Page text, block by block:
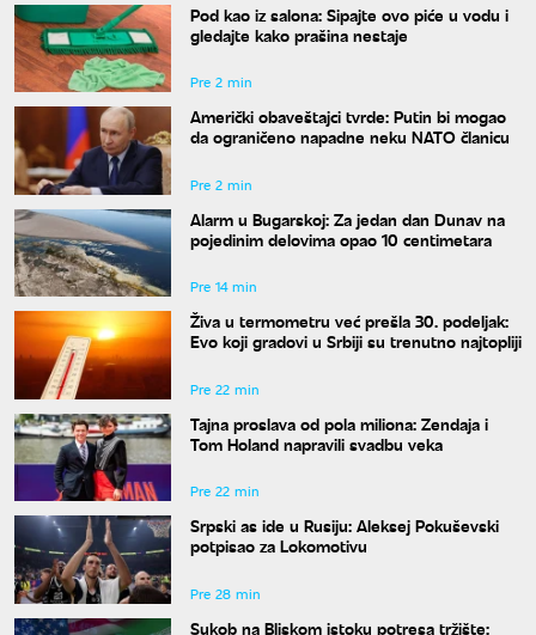
Pod kao iz salona: Sipajte ovo piće u vodu i
gledajte kako prašina nestaje
Pre 2 min
Američki obaveštajci tvrde: Putin bi mogao
da ograničeno napadne neku NATO članicu
Pre 2 min
Alarm u Bugarskoj: Za jedan dan Dunav na
pojedinim delovima opao 10 centimetara
Pre 14 min
Živa u termometru već prešla 30. podeljak:
Evo koji gradovi u Srbiji su trenutno najtopliji
Pre 22 min
Tajna proslava od pola miliona: Zendaja i
Tom Holand napravili svadbu veka
Pre 22 min
Srpski as ide u Rusiju: Aleksej Pokuševski
potpisao za Lokomotivu
Pre 28 min
Sukob na Bliskom istoku potresa tržište: